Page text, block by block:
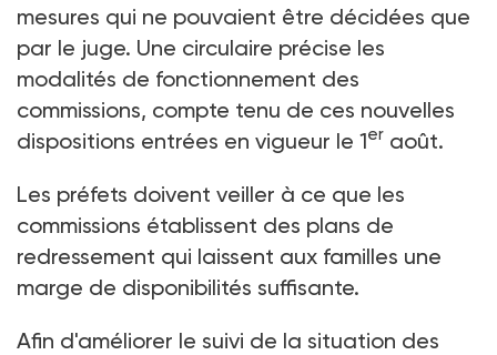
mesures qui ne pouvaient être décidées que
par le juge. Une circulaire précise les
modalités de fonctionnement des
commissions, compte tenu de ces nouvelles
dispositions entrées en vigueur le 1er août.
Les préfets doivent veiller à ce que les
commissions établissent des plans de
redressement qui laissent aux familles une
marge de disponibilités suffisante.
Afin d'améliorer le suivi de la situation des